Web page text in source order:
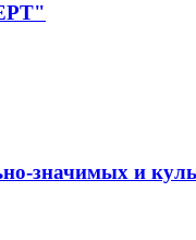
значимых и